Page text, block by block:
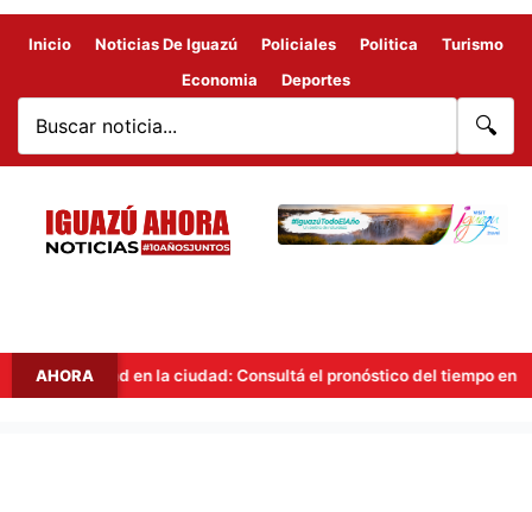
Inicio Noticias De Iguazú Policiales Politica
Turismo
Economia
Deportes
🔍
AHORAen la ciudad: Consultá el pronóstico del tiempo en Iguazú